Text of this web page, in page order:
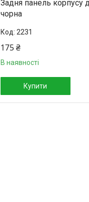
Задня панель корпусу
чорна
2231
175 ₴
В наявності
Купити